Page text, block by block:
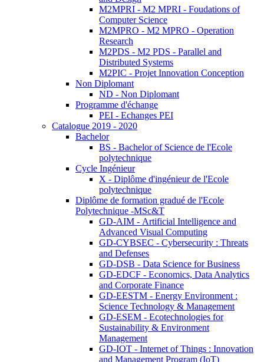
M2MPRI - M2 MPRI - Foudations of
Computer Science
M2MPRO - M2 MPRO - Operation
Research
M2PDS - M2 PDS - Parallel and
Distributed Systems
M2PIC - Projet Innovation Conception
Non Diplomant
ND - Non Diplomant
Programme d'échange
PEI - Echanges PEI
Catalogue 2019 - 2020
Bachelor
BS - Bachelor of Science de l'Ecole
polytechnique
Cycle Ingénieur
X - Diplôme d'ingénieur de l'Ecole
polytechnique
Diplôme de formation gradué de l'Ecole
Polytechnique -MSc&T
GD-AIM - Artificial Intelligence and
Advanced Visual Computing
GD-CYBSEC - Cybersecurity : Threats
and Defenses
GD-DSB - Data Science for Business
GD-EDCF - Economics, Data Analytics
and Corporate Finance
GD-EESTM - Energy Environment :
Science Technology & Management
GD-ESEM - Ecotechnologies for
Sustainability & Environment
Management
GD-IOT - Internet of Things : Innovation
and Management Program (IoT)